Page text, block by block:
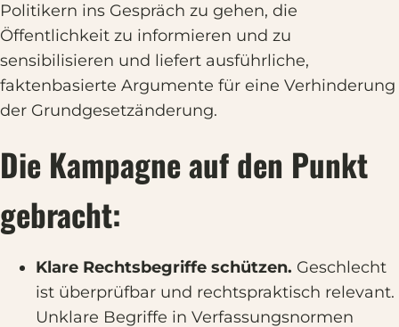
Politikern ins Gespräch zu gehen, die
Öffentlichkeit zu informieren und zu
sensibilisieren und liefert ausführliche,
faktenbasierte Argumente für eine Verhinderung
der Grundgesetzänderung.
Die Kampagne auf den Punkt
gebracht:
Klare Rechtsbegriffe schützen. Geschlecht
ist überprüfbar und rechtspraktisch relevant.
Unklare Begriffe in Verfassungsnormen